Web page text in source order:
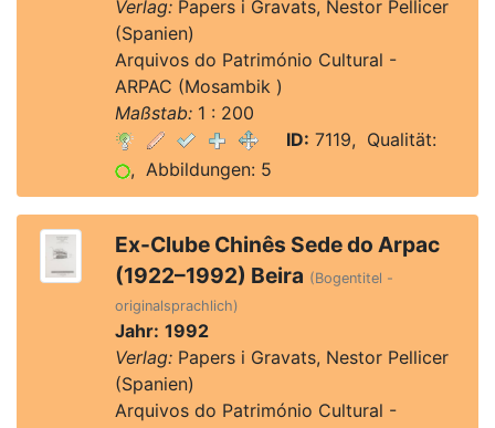
Verlag:Papers i Gravats, Nestor Pellicer
(Spanien)
Arquivos do Património Cultural -
ARPAC (Mosambik )
Maßstab:1 : 200
ID: 7119, Qualität:
, Abbildungen: 5
Ex-Clube Chinês Sede do Arpac
(1922–1992) Beira (Bogentitel -
originalsprachlich)
Jahr: 1992
Verlag:Papers i Gravats, Nestor Pellicer
(Spanien)
Arquivos do Património Cultural -